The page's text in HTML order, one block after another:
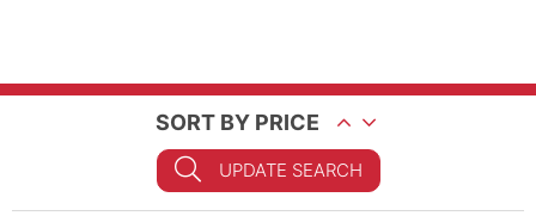
SORT BY PRICE
UPDATE SEARCH